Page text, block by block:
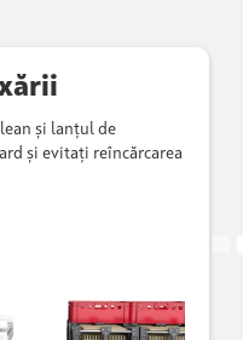
și lanțul de
și evitați reîncărcarea